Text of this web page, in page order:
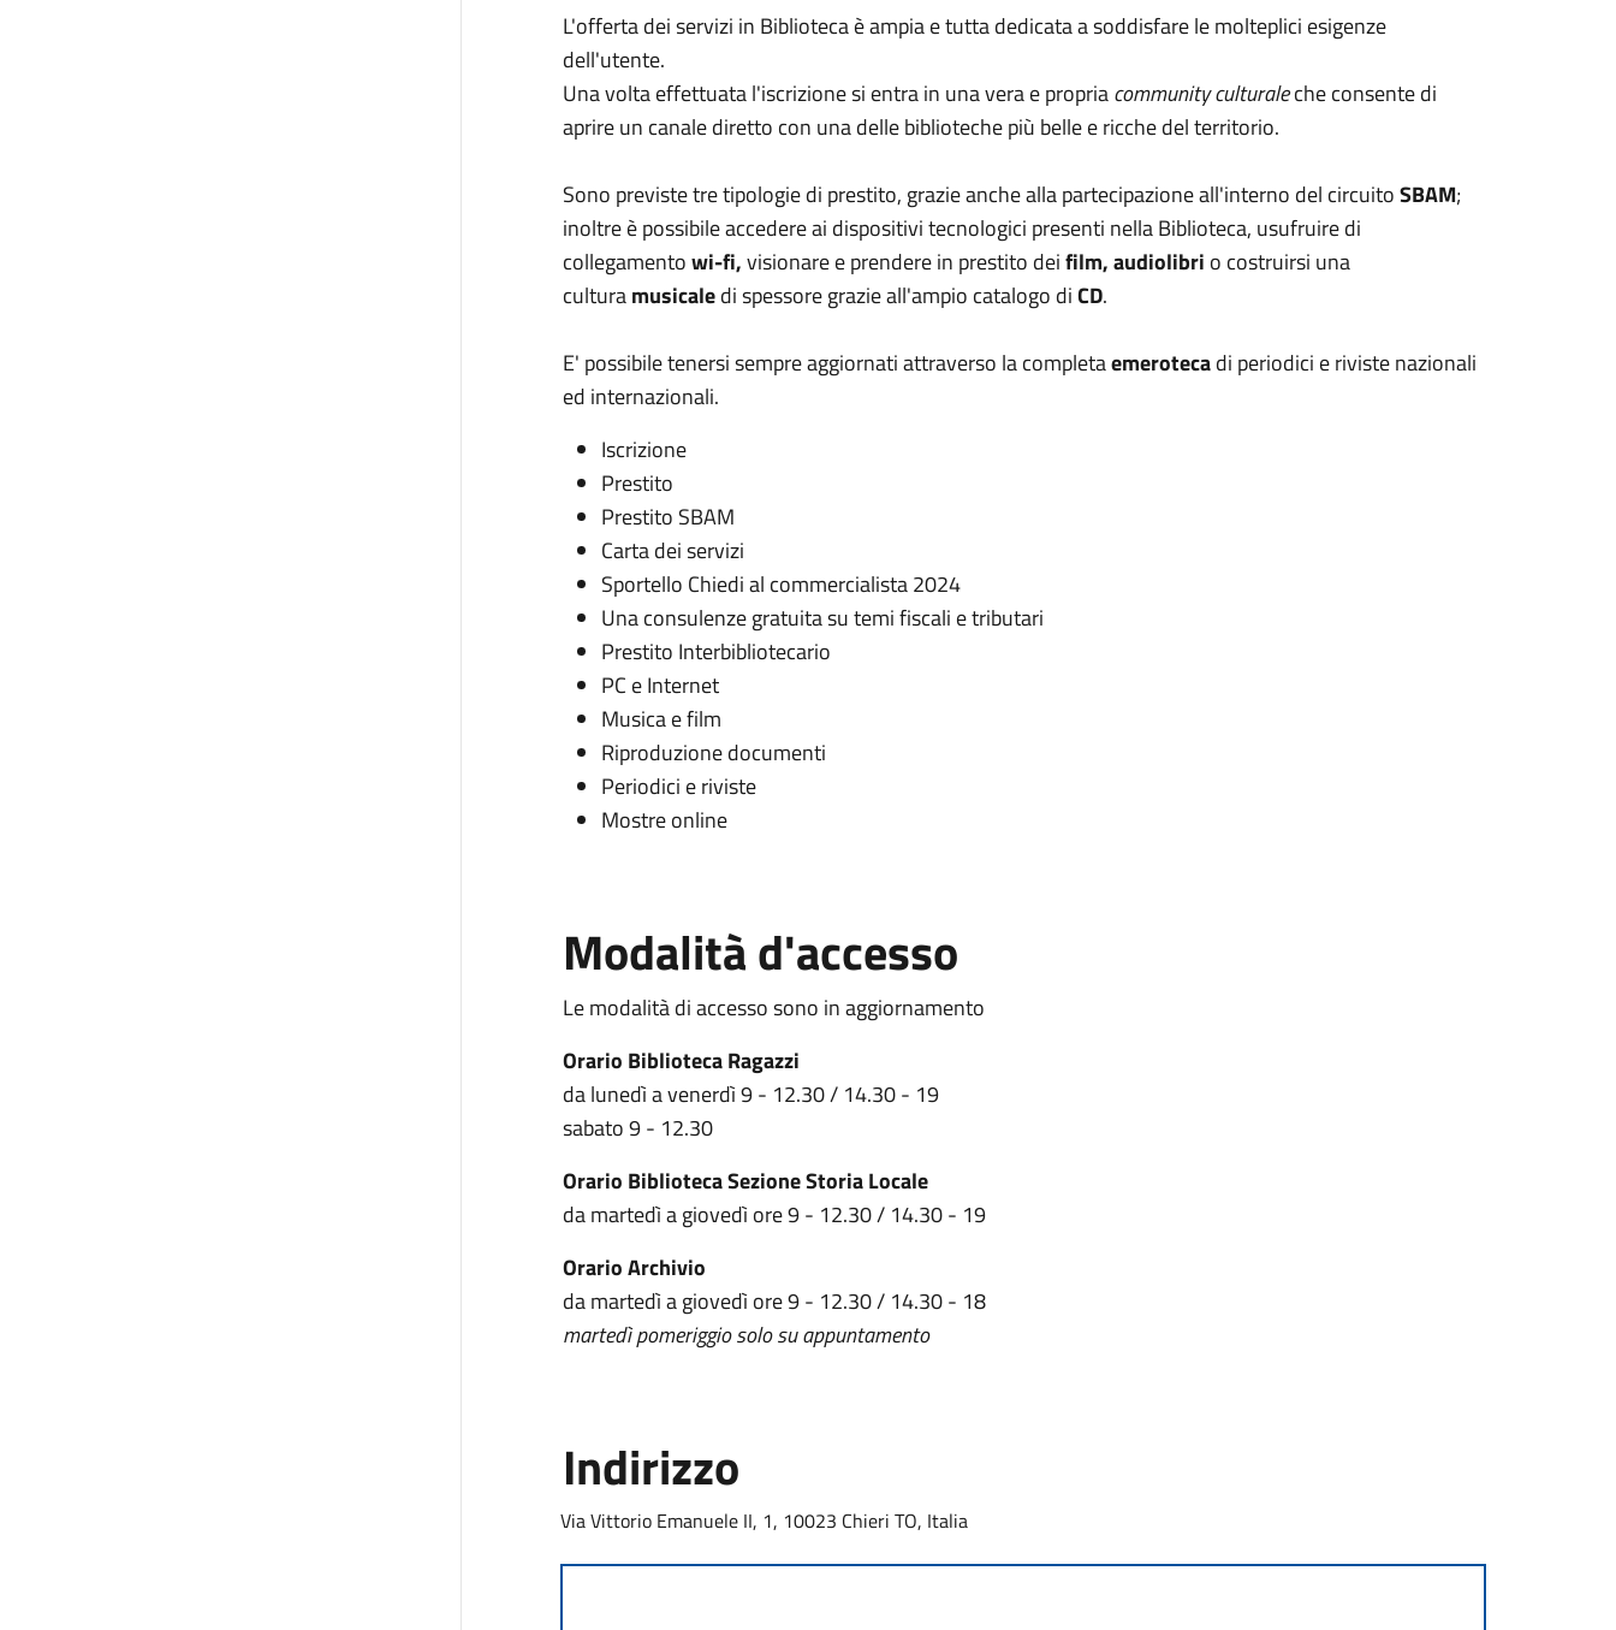
L'offerta dei servizi in Biblioteca è ampia e tutta dedicata a soddisfare le molteplici esigenze
dell'utente.
Una volta effettuata l'iscrizione si entra in una vera e propriacommunity culturaleche consente di
aprire un canale diretto con una delle biblioteche più belle e ricche del territorio.
Sono previste tre tipologie di prestito, grazie anche alla partecipazione all'interno del circuitoSBAM;
inoltre è possibile accedere ai dispositivi tecnologici presenti nella Biblioteca, usufruire di
collegamentowi-fi,visionare e prendere in prestito deifilm, audiolibri o costruirsi una
culturamusicaledi spessore grazie all'ampio catalogo diCD.
E' possibile tenersi sempre aggiornati attraverso la completaemerotecadi periodici e riviste nazionali
ed internazionali.
Iscrizione
Prestito
Prestito SBAM
Carta dei servizi
Sportello Chiedi al commercialista 2024
Una consulenze gratuita su temi fiscali e tributari
Prestito Interbibliotecario
PC e Internet
Musica e film
Riproduzione documenti
Periodici e riviste
Mostre online
Modalità d'accesso
Le modalità di accesso sono in aggiornamento
Orario Biblioteca Ragazzi
da lunedì a venerdì 9 - 12.30 / 14.30 - 19
sabato 9 - 12.30
Orario Biblioteca Sezione Storia Locale
da martedì a giovedì ore 9 - 12.30 / 14.30 - 19
Orario Archivio
da martedì a giovedì ore 9 - 12.30 / 14.30 - 18
martedì pomeriggio solo su appuntamento
Indirizzo
Via Vittorio Emanuele II, 1, 10023 Chieri TO, Italia